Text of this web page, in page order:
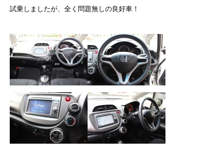
ジャストリース プラン例
保険ご相談
会社案内
ご挨拶
試乗しましたが、全く問題無しの良好車！